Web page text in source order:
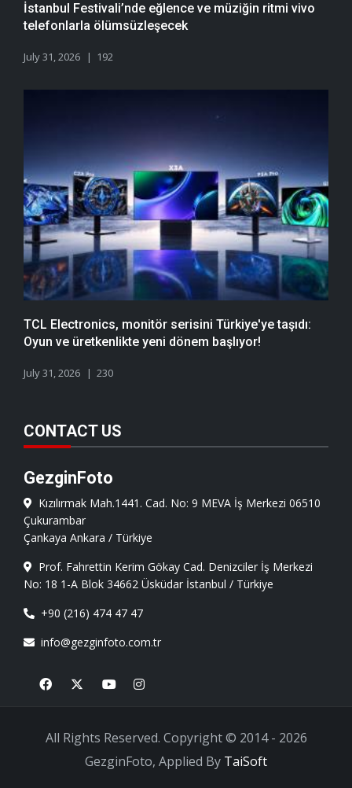
İstanbul Festivali’nde eğlence ve müziğin ritmi vivo
telefonlarla ölümsüzleşecek
July 31, 2026 192
TCL Electronics, monitör serisini Türkiye'ye taşıdı:
Oyun ve üretkenlikte yeni dönem başlıyor!
July 31, 2026 230
CONTACT US
GezginFoto
Kızılırmak Mah.1441. Cad. No: 9 MEVA İş Merkezi 06510
Çukurambar
Çankaya Ankara / Türkiye
Prof. Fahrettin Kerim Gökay Cad. Denizciler İş Merkezi
No: 18 1-A Blok 34662 Üsküdar İstanbul / Türkiye
+90 (216) 474 47 47
info@gezginfoto.com.tr
All Rights Reserved. Copyright © 2014 - 2026
GezginFoto, Applied By TaiSoft